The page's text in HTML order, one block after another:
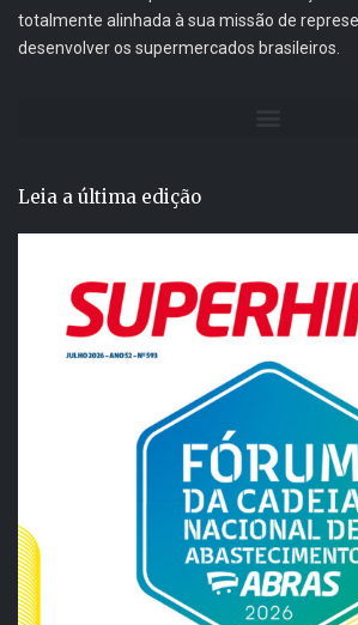
totalmente alinhada à sua missão de
desenvolver os supermercados brasileiros.
Leia a última edição